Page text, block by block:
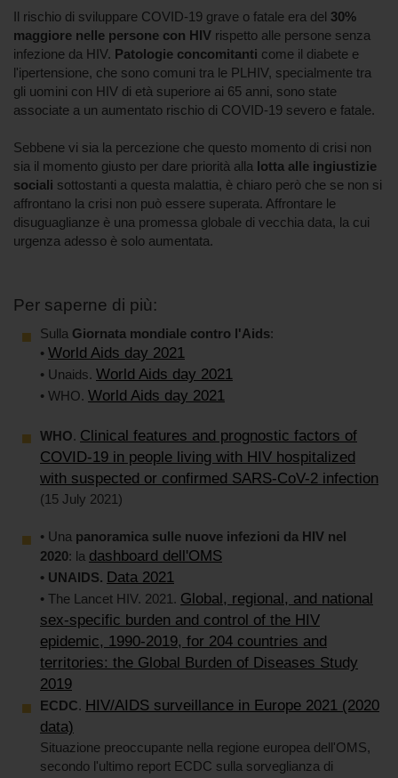
Il rischio di sviluppare COVID-19 grave o fatale era del 30%
maggiore nelle persone con HIV rispetto alle persone senza
infezione da HIV. Patologie concomitanti come il diabete e
l'ipertensione, che sono comuni tra le PLHIV, specialmente tra
gli uomini con HIV di età superiore ai 65 anni, sono state
associate a un aumentato rischio di COVID-19 severo e fatale.
Sebbene vi sia la percezione che questo momento di crisi non
sia il momento giusto per dare priorità alla lotta alle ingiustizie
sociali sottostanti a questa malattia, è chiaro però che se non si
affrontano la crisi non può essere superata. Affrontare le
disuguaglianze è una promessa globale di vecchia data, la cui
urgenza adesso è solo aumentata.
Per saperne di più:
Sulla Giornata mondiale contro l'Aids:
• World Aids day 2021
• Unaids. World Aids day 2021
• WHO. World Aids day 2021
WHO. Clinical features and prognostic factors of
COVID-19 in people living with HIV hospitalized
with suspected or confirmed SARS-CoV-2 infection
(15 July 2021)
• Una panoramica sulle nuove infezioni da HIV nel
2020: la dashboard dell'OMS
• UNAIDS. Data 2021
• The Lancet HIV. 2021. Global, regional, and national
sex-specific burden and control of the HIV
epidemic, 1990-2019, for 204 countries and
territories: the Global Burden of Diseases Study
2019
ECDC. HIV/AIDS surveillance in Europe 2021 (2020
data)
Situazione preoccupante nella regione europea dell'OMS,
secondo l'ultimo report ECDC sulla sorveglianza di